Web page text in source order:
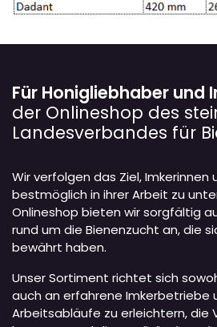
Für Honigliebhaber und
der Onlineshop des
Landesverbandes für
Wir verfolgen das Ziel, Imkerinnen
bestmöglich in ihrer Arbeit zu
Onlineshop bieten wir sorgfältig
rund um die Bienenzucht an, die
bewährt haben.
Unser Sortiment richtet sich
auch an erfahrene Imkerbetriebe
Arbeitsabläufe zu erleichtern, die